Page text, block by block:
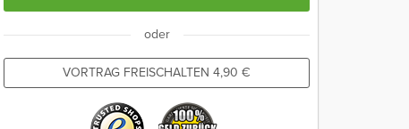
oder
VORTRAG FREISCHALTEN 4,90 €